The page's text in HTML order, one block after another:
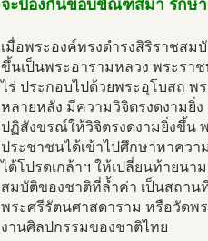
จะป้องกันขอบขัณฑสีมา รักษ
เมื่อพระองค์ทรงดำรงสิริราชสม
ขึ้นเป็นพระอารามหลวง พระรา
ไร่ ประกอบไปด้วยพระอุโบสถ พ
หลายหลัง มีความวิจิตรงดงามยิ่ง
ปฏิสังขรณ์ให้วิจิตรงดงามยิ่งขึ้น
ประชาชนได้เข้าไปศึกษาหาคว
ได้โปรดเกล้าฯ ให้เปลี่ยนท้ายนา
สมบัติของชาติที่ล้ำค่า เป็นสถา
พระศรีรัตนศาสดาราม หรือวัดพ
งานศิลปกรรมของชาติไทย